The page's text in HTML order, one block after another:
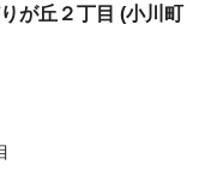
が丘２丁目 (小川町